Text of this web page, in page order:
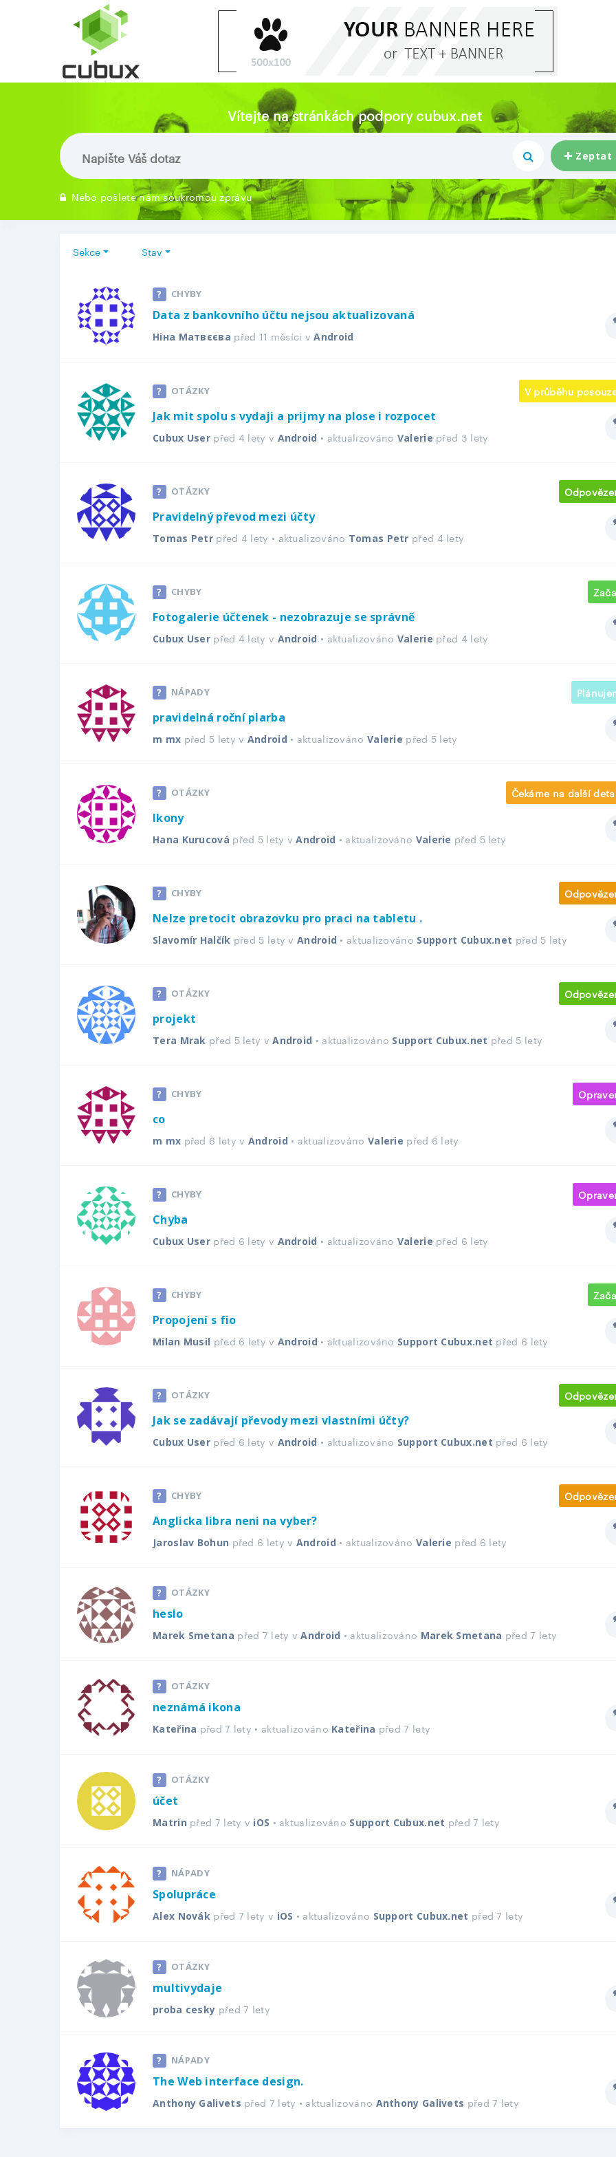
Vítejte na stránkách podpory cubux.net
Zeptat
Nebo pošlete nám soukromou zprávu
Sekce Stav
CHYBY
Data z bankovního účtu nejsou aktualizovaná
Ніна Матвєєва před 11 měsíci vAndroid
OTÁZKY
V průběhu
Jak mit spolu s vydaji a prijmy na plose i rozpocet
Cubux User před 4 lety v Android • aktualizováno Valerie před 3 lety
OTÁZKY
Pravidelný převod mezi účty
Tomas Petr před 4 lety • aktualizováno Tomas Petr před 4 lety
CHYBY
Fotogalerie účtenek - nezobrazuje se správně
Cubux User před 4 lety v Android • aktualizováno Valerie před 4 lety
NÁPADY
pravidelná roční plarba
m mx před 5 lety v Android • aktualizováno Valerie před 5 lety
OTÁZKY
Čekáme na další
Ikony
Hana Kurucová před 5 lety vAndroid • aktualizováno Valerie před 5 lety
CHYBY
Nelze pretocit obrazovku pro praci na tabletu .
Slavomír Halčík před 5 lety v Android • aktualizováno Support Cubux.net před 5 lety
OTÁZKY
projekt
Tera Mrak před 5 lety vAndroid • aktualizováno Support Cubux.net před 5 lety
CHYBY
co
m mx před 6 lety v Android • aktualizováno Valerie před 6 lety
CHYBY
Chyba
Cubux User před 6 lety v Android • aktualizováno Valerie před 6 lety
CHYBY
Propojení s fio
Milan Musil před 6 lety v Android • aktualizováno Support Cubux.net před 6 lety
OTÁZKY
Jak se zadávají převody mezi vlastními účty?
Cubux User před 6 lety v Android • aktualizováno Support Cubux.net před 6 lety
CHYBY
Anglicka libra neni na vyber?
Jaroslav Bohun před 6 lety v Android • aktualizováno Valerie před 6 lety
OTÁZKY
heslo
Marek Smetana před 7 lety vAndroid • aktualizováno Marek Smetana před 7 lety
OTÁZKY
neznámá ikona
Kateřina před 7 lety • aktualizováno Kateřina před 7 lety
OTÁZKY
účet
Matrin před 7 lety v iOS • aktualizováno Support Cubux.net před 7 lety
NÁPADY
Spolupráce
Alex Novák před 7 lety v iOS • aktualizováno Support Cubux.net před 7 lety
OTÁZKY
multivydaje
proba cesky před 7 lety
NÁPADY
The Web interface design.
Anthony Galivets před 7 lety • aktualizováno Anthony Galivets před 7 lety